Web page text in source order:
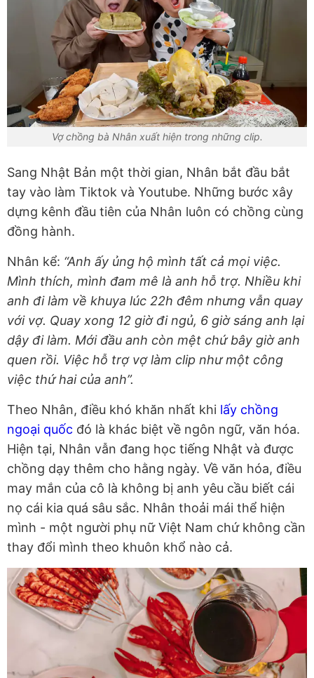
Vợ chồng bà Nhân xuất hiện trong những clip.
Sang Nhật Bản một thời gian, Nhân bắt đầu bắt
tay vào làm Tiktok và Youtube. Những bước xây
dựng kênh đầu tiên của Nhân luôn có chồng cùng
đồng hành.
Nhân kể: “Anh ấy ủng hộ mình tất cả mọi việc.
Mình thích, mình đam mê là anh hỗ trợ. Nhiều khi
anh đi làm về khuya lúc 22h đêm nhưng vẫn quay
với vợ. Quay xong 12 giờ đi ngủ, 6 giờ sáng anh lại
dậy đi làm. Mới đầu anh còn mệt chứ bây giờ anh
quen rồi. Việc hỗ trợ vợ làm clip như một công
việc thứ hai của anh”.
Theo Nhân, điều khó khăn nhất khi lấy chồng
ngoại quốc đó là khác biệt về ngôn ngữ, văn hóa.
Hiện tại, Nhân vẫn đang học tiếng Nhật và được
chồng dạy thêm cho hằng ngày. Về văn hóa, điều
may mắn của cô là không bị anh yêu cầu biết cái
nọ cái kia quá sâu sắc. Nhân thoải mái thể hiện
mình - một người phụ nữ Việt Nam chứ không cần
thay đổi mình theo khuôn khổ nào cả.